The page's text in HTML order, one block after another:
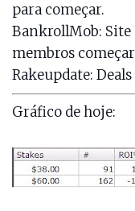
para começar.
BankrollMob:
membros
Rakeupdate:
Gráfico de hoje: